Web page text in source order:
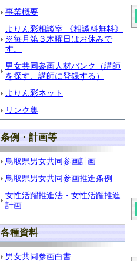
事業概要
よりん彩相談室 《相談料無料》
※毎月第３木曜日はお休みで
す。
男女共同参画人材バンク（講師
を探す、講師に登録する）
よりん彩ネット
リンク集
条例・計画等
鳥取県男女共同参画計画
鳥取県男女共同参画推進条例
女性活躍推進法・女性活躍推進
計画
各種資料
男女共同参画白書